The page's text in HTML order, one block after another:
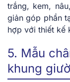
trắng, kem,
giản góp phần
hợp với thiết kế
5. Mẫu
khung